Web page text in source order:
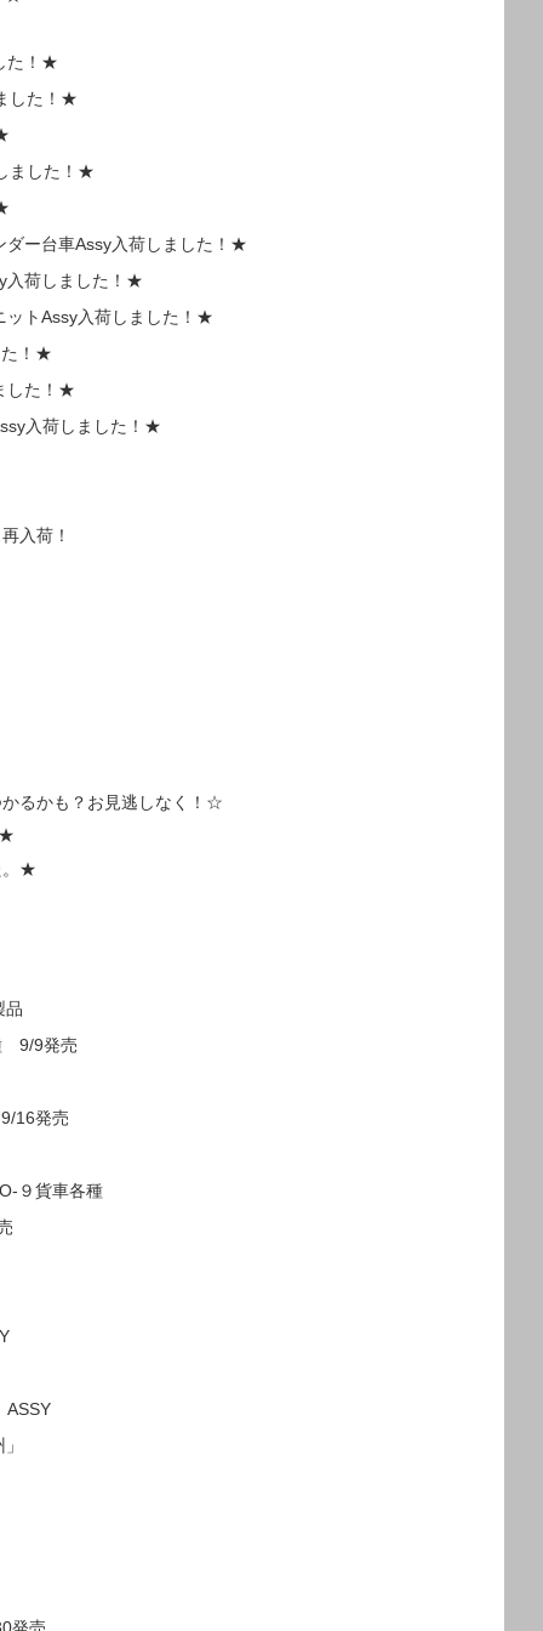
た！★
した！★
ました！★
ー台車Assy入荷しました！★
入荷しました！★
トAssy入荷しました！★
た！★
した！★
入荷しました！★
入荷！
るかも？お見逃しなく！☆
★
。★
品
9/9発売
16発売
９貨車各種
発売